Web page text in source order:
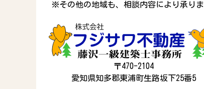
※その他の地域も、相談内容により承り
〒470-2104
愛知県知多郡東浦町生路坂下25番5